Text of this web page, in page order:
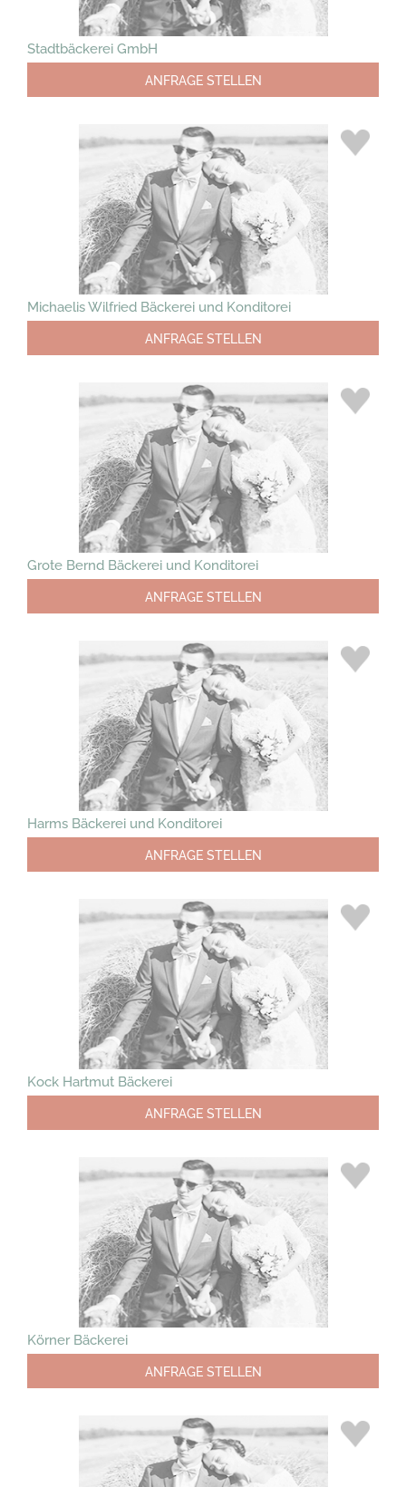
Stadtbäckerei GmbH
ANFRAGE STELLEN
Michaelis Wilfried Bäckerei und Konditorei
ANFRAGE STELLEN
Grote Bernd Bäckerei und Konditorei
ANFRAGE STELLEN
Harms Bäckerei und Konditorei
ANFRAGE STELLEN
Kock Hartmut Bäckerei
ANFRAGE STELLEN
Körner Bäckerei
ANFRAGE STELLEN